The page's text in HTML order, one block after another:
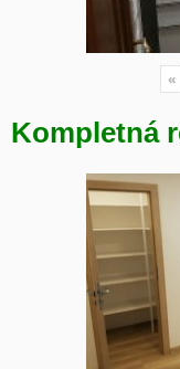
«
Kompletná